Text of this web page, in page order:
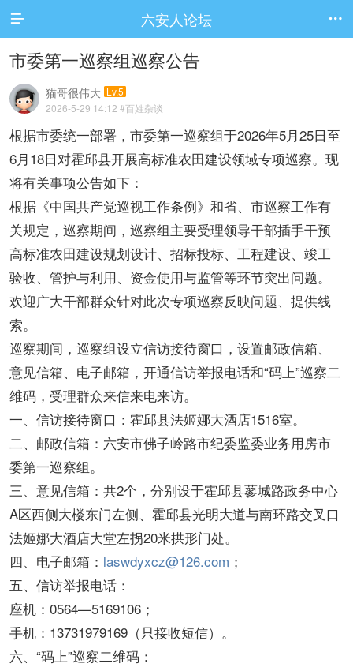
 六安人论坛 
市委第一巡察组巡察公告
猫哥很伟大 Lv.5
2026-5-29 14:12 #百姓杂谈
根据市委统一部署，市委第一巡察组于2026年5月25日至
6月18日对霍邱县开展高标准农田建设领域专项巡察。现
将有关事项公告如下：
根据《中国共产党巡视工作条例》和省、市巡察工作有
关规定，巡察期间，巡察组主要受理领导干部插手干预
高标准农田建设规划设计、招标投标、工程建设、竣工
验收、管护与利用、资金使用与监管等环节突出问题。
欢迎广大干部群众针对此次专项巡察反映问题、提供线
索。
巡察期间，巡察组设立信访接待窗口，设置邮政信箱、
意见信箱、电子邮箱，开通信访举报电话和“码上”巡察二
维码，受理群众来信来电来访。
一、信访接待窗口：霍邱县法姬娜大酒店1516室。
二、邮政信箱：六安市佛子岭路市纪委监委业务用房市
委第一巡察组。
三、意见信箱：共2个，分别设于霍邱县蓼城路政务中心
A区西侧大楼东门左侧、霍邱县光明大道与南环路交叉口
法姬娜大酒店大堂左拐20米拱形门处。
四、电子邮箱： laswdyxcz@126.com ；
五、信访举报电话：
座机：0564—5169106；
手机：13731979169（只接收短信）。
六、“码上”巡察二维码：